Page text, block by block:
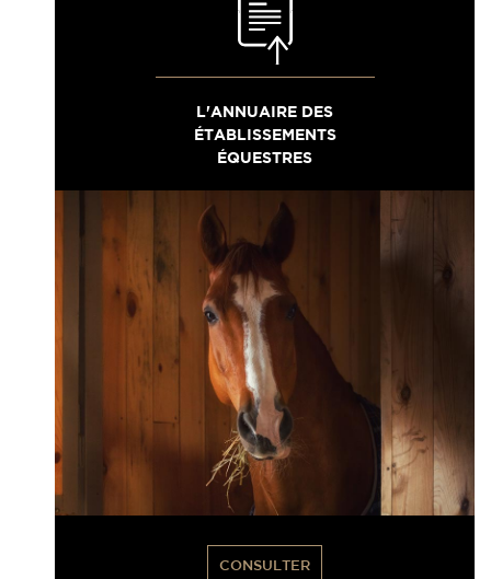
L'ANNUAIRE DES
ÉTABLISSEMENTS
ÉQUESTRES
CONSULTER